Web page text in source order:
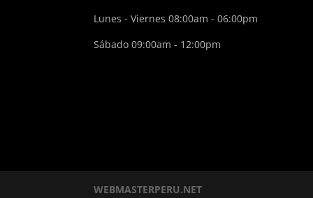
Lunes - Viernes 08:00am - 06:00pm
Sábado 09:00am - 12:00pm
WEBMASTERPERU.NET